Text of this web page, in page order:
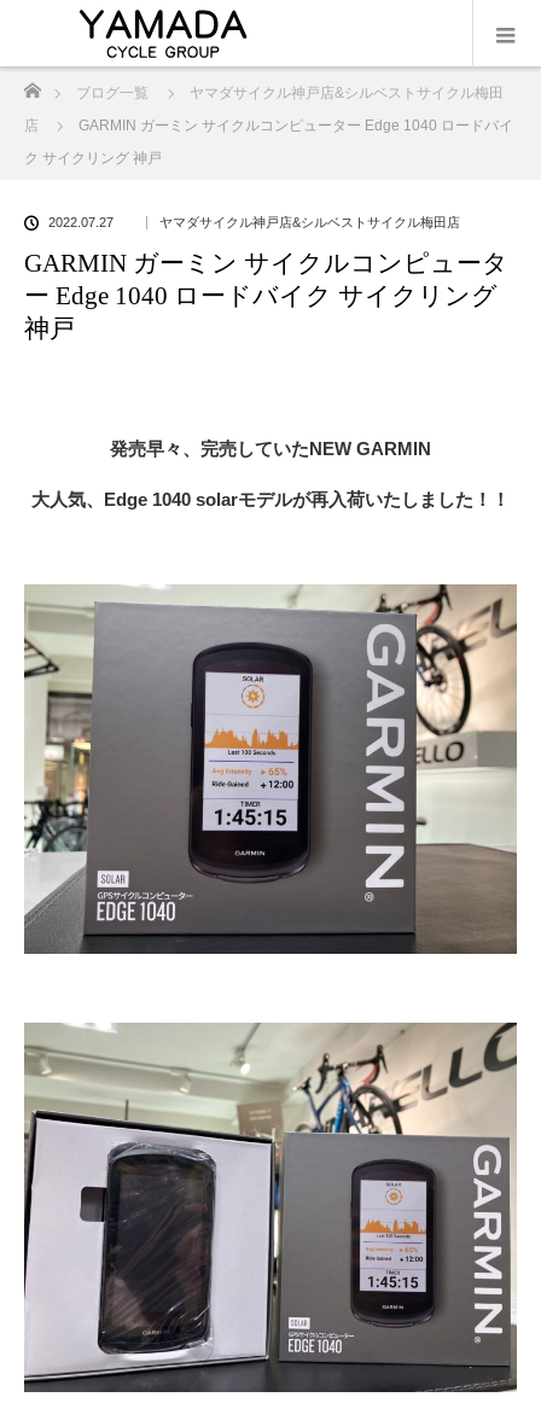
ブログ一覧
ヤマダサイクル神戸店&シルベストサイクル梅田
店
GARMIN ガーミン サイクルコンピューター Edge 1040 ロードバイ
ク サイクリング 神戸
2022.07.27 ヤマダサイクル神戸店&シルベストサイクル梅田店
GARMIN ガーミン サイクルコンピュータ
ー Edge 1040 ロードバイク サイクリング
神戸
発売早々、完売していたNEW GARMIN
大人気、Edge 1040 solarモデルが再入荷いたしました！！